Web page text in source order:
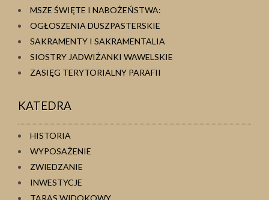
MSZE ŚWIĘTE I NABOŻEŃSTWA:
OGŁOSZENIA DUSZPASTERSKIE
SAKRAMENTY I SAKRAMENTALIA
SIOSTRY JADWIŻANKI WAWELSKIE
ZASIĘG TERYTORIALNY PARAFII
KATEDRA
HISTORIA
WYPOSAŻENIE
ZWIEDZANIE
INWESTYCJE